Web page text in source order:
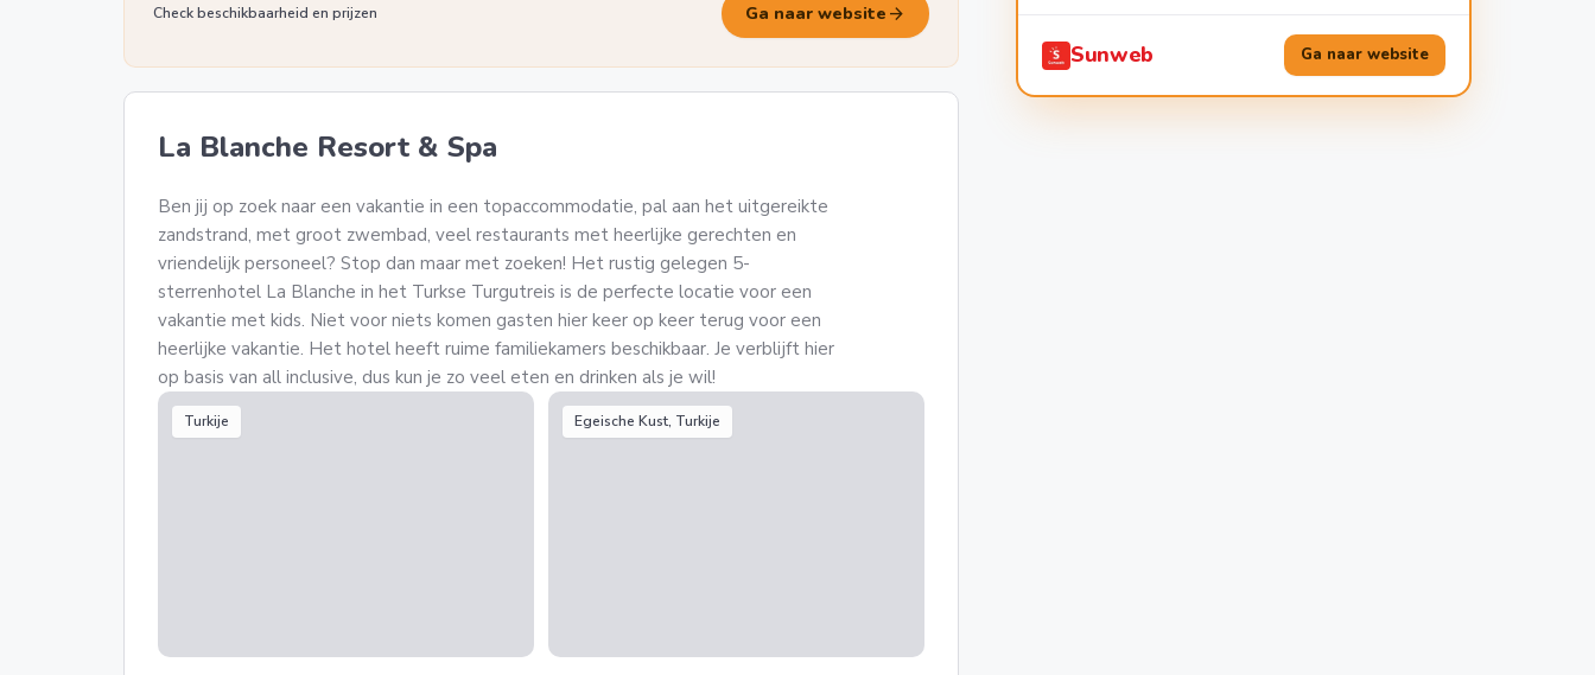
Sunweb Ga naar website
Check beschikbaarheid en prijzen Ga naar website arrow_forward
La Blanche Resort & Spa
Ben jij op zoek naar een vakantie in een topaccommodatie, pal aan het uitgereikte
zandstrand, met groot zwembad, veel restaurants met heerlijke gerechten en
vriendelijk personeel? Stop dan maar met zoeken! Het rustig gelegen 5-
sterrenhotel La Blanche in het Turkse Turgutreis is de perfecte locatie voor een
vakantie met kids. Niet voor niets komen gasten hier keer op keer terug voor een
heerlijke vakantie. Het hotel heeft ruime familiekamers beschikbaar. Je verblijft hier
op basis van all inclusive, dus kun je zo veel eten en drinken als je wil!
Turkije Egeische Kust, Turkije